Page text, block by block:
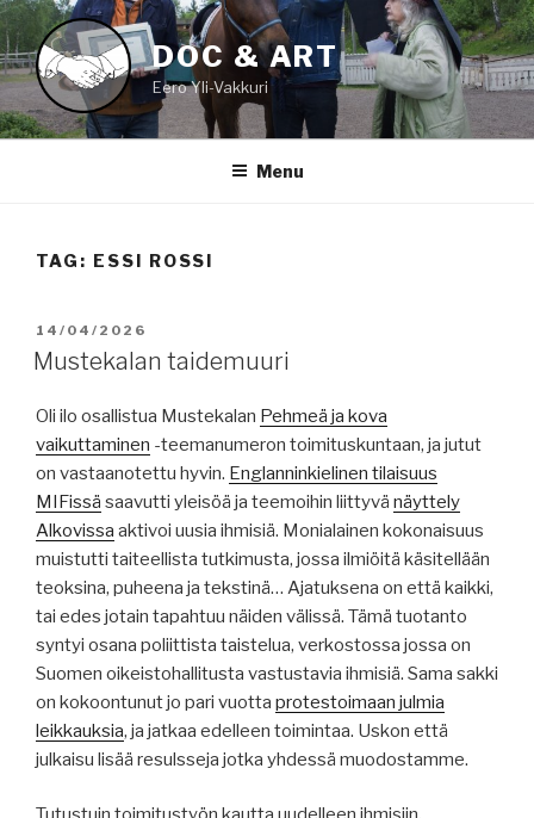
Skip
to
content
DOC & ART
Eero Yli-Vakkuri
Menu
TAG: ESSI ROSSI
POSTED
ON
14/04/2026
Mustekalan taidemuuri
Oli ilo osallistua Mustekalan Pehmeä ja kova
vaikuttaminen -teemanumeron toimituskuntaan, ja jutut
on vastaanotettu hyvin. Englanninkielinen tilaisuus
MIFissä saavutti yleisöä ja teemoihin liittyvä näyttely
Alkovissa aktivoi uusia ihmisiä. Monialainen kokonaisuus
muistutti taiteellista tutkimusta, jossa ilmiöitä käsitellään
teoksina, puheena ja tekstinä… Ajatuksena on että kaikki,
tai edes jotain tapahtuu näiden välissä. Tämä tuotanto
syntyi osana poliittista taistelua, verkostossa jossa on
Suomen oikeistohallitusta vastustavia ihmisiä. Sama sakki
on kokoontunut jo pari vuotta protestoimaan julmia
leikkauksia, ja jatkaa edelleen toimintaa. Uskon että
julkaisu lisää resulsseja jotka yhdessä muodostamme.